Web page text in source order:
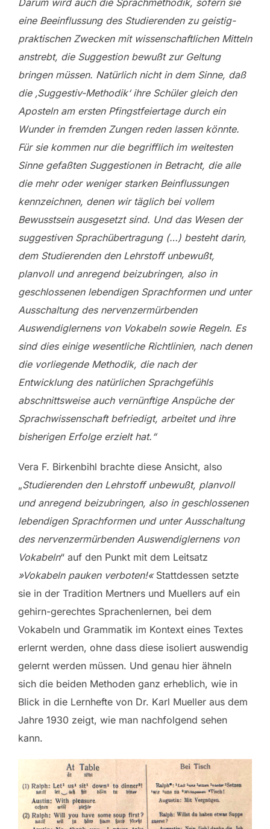
Darum wird auch die Sprachmethodik, sofern sie
eine Beeinflussung des Studierenden zu geistig-
praktischen Zwecken mit wissenschaftlichen Mitteln
anstrebt, die Suggestion bewußt zur Geltung
bringen müssen. Natürlich nicht in dem Sinne, daß
die ‚Suggestiv-Methodik‘ ihre Schüler gleich den
Aposteln am ersten Pfingstfeiertage durch ein
Wunder in fremden Zungen reden lassen könnte.
Für sie kommen nur die begrifflich im weitesten
Sinne gefaßten Suggestionen in Betracht, die alle
die mehr oder weniger starken Beinflussungen
kennzeichnen, denen wir täglich bei vollem
Bewusstsein ausgesetzt sind. Und das Wesen der
suggestiven Sprachübertragung (…) besteht darin,
dem Studierenden den Lehrstoff unbewußt,
planvoll und anregend beizubringen, also in
geschlossenen lebendigen Sprachformen und unter
Ausschaltung des nervenzermürbenden
Auswendiglernens von Vokabeln sowie Regeln. Es
sind dies einige wesentliche Richtlinien, nach denen
die vorliegende Methodik, die nach der
Entwicklung des natürlichen Sprachgefühls
abschnittsweise auch vernünftige Anspüche der
Sprachwissenschaft befriedigt, arbeitet und ihre
bisherigen Erfolge erzielt hat.“
Vera F. Birkenbihl brachte diese Ansicht, also
„Studierenden den Lehrstoff unbewußt, planvoll
und anregend beizubringen, also in geschlossenen
lebendigen Sprachformen und unter Ausschaltung
des nervenzermürbenden Auswendiglernens von
Vokabeln“ auf den Punkt mit dem Leitsatz
»Vokabeln pauken verboten!«Stattdessen setzte
sie in der Tradition Mertners und Muellers auf ein
gehirn-gerechtes Sprachenlernen, bei dem
Vokabeln und Grammatik im Kontext eines Textes
erlernt werden, ohne dass diese isoliert auswendig
gelernt werden müssen. Und genau hier ähneln
sich die beiden Methoden ganz erheblich, wie in
Blick in die Lernhefte von Dr. Karl Mueller aus dem
Jahre 1930 zeigt, wie man nachfolgend sehen
kann.